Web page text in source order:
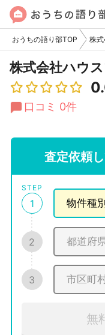
おうちの語り部TOP 株
株式会社ハウ
口コミ 0件
査定依頼
STEP
1
2
3
無